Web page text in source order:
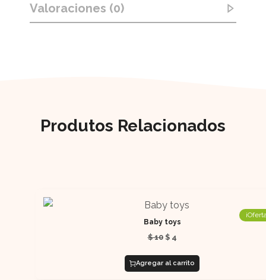
Valoraciones (0)
Produtos Relacionados
Baby toys
$10 $4
Agregar al carrito